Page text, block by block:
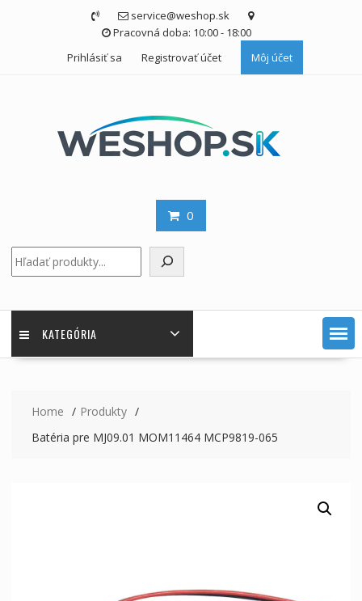
service@weshop.sk
Pracovná doba: 10:00 - 18:00
Prihlásiť sa
Registrovať účet Môj účet
0
KATEGÓRIA
Home
Produkty
Batéria pre MJ09.01 MOM11464 MCP9819-065